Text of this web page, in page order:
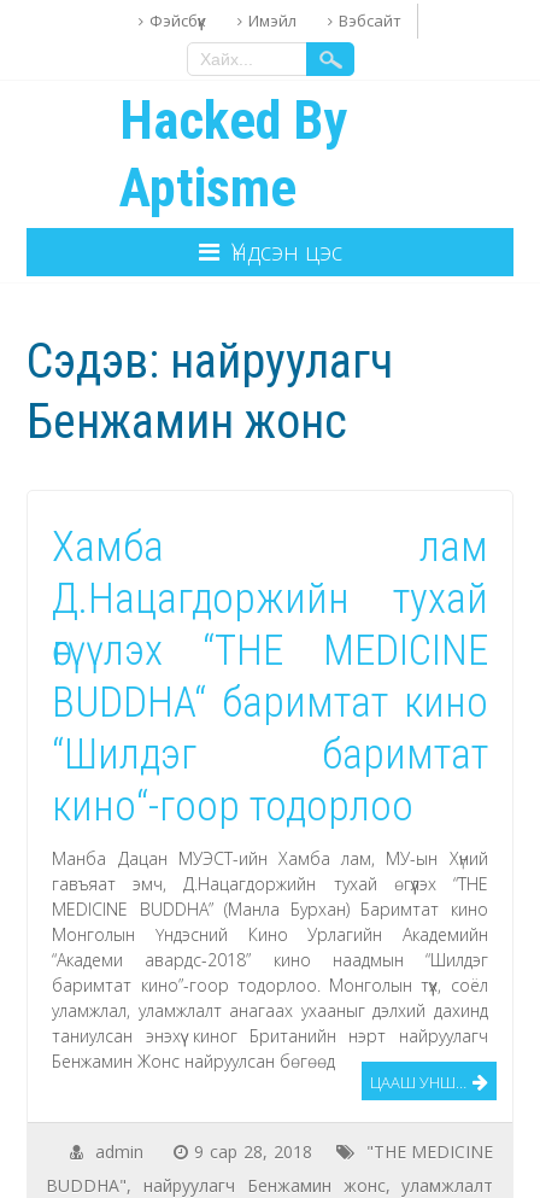
Фэйсбүүк Имэйл Вэбсайт
Hacked By
Aptisme
Үндсэн цэс
Сэдэв: найруулагч
Бенжамин жонс
Хамба лам
Д.Нацагдоржийн тухай
өгүүлэх “THE MEDICINE
BUDDHA“ баримтат кино
“Шилдэг баримтат
кино“-гоор тодорлоо
Манба Дацан МУЭСТ-ийн Хамба лам, МУ-ын Хүний
гавъяат эмч, Д.Нацагдоржийн тухай өгүүлэх “THE
MEDICINE BUDDHA” (Манла Бурхан) Баримтат кино
Монголын Үндэсний Кино Урлагийн Академийн
“Академи авардс-2018” кино наадмын “Шилдэг
баримтат кино”-гоор тодорлоо. Монголын түүх, соёл
уламжлал, уламжлалт анагаах ухааныг дэлхий дахинд
таниулсан энэхүү киног Британийн нэрт найруулагч
Бенжамин Жонс найруулсан бөгөөд
ЦААШ УНШ…
admin 9 сар 28, 2018
"THE MEDICINE
BUDDHA", найруулагч Бенжамин жонс,уламжлалт